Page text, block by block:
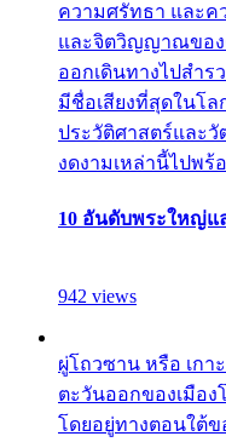
ความศรัทธา และค
และจิตวิญญาณของ
ออกเดินทางไปสำ
มีชื่อเสียงที่สุดในโ
ประวัติศาสตร์และ
งดงามเหล่านี้ไปพร้
10 อันดับพระใหญ่แ
942 views
ผู่โถวซาน หรือ เกา
ตะวันออกของเมือง
โดยอยู่ทางตอนใต้ข